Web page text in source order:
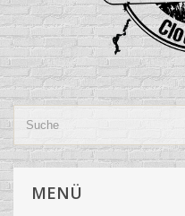
MENÜ